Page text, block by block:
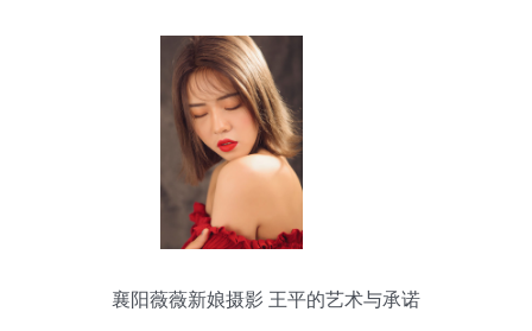
襄阳薇薇新娘摄影 王平的艺术与承诺